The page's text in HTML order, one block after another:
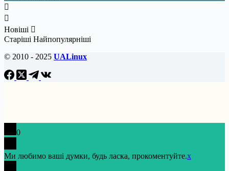
Новіші
Старіші Найпопулярніші
© 2010 - 2025 UALinux
0
Ми любимо ваші думки, будь ласка, прокоментуйте.x